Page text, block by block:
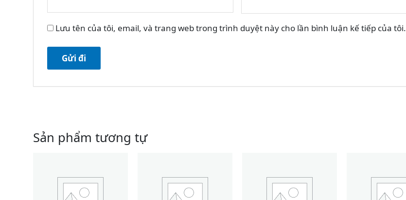
Lưu tên của tôi, email, và trang web trong trình duyệt này cho lần bình luận kế tiếp của tôi.
Sản phẩm tương tự